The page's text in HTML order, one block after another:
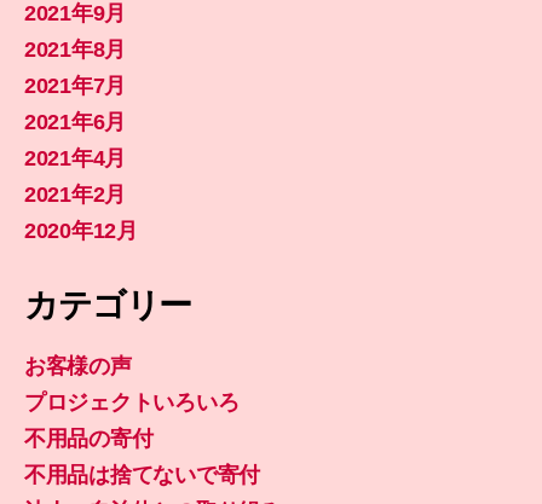
2021年9月
2021年8月
2021年7月
2021年6月
2021年4月
2021年2月
2020年12月
カテゴリー
お客様の声
プロジェクトいろいろ
不用品の寄付
不用品は捨てないで寄付